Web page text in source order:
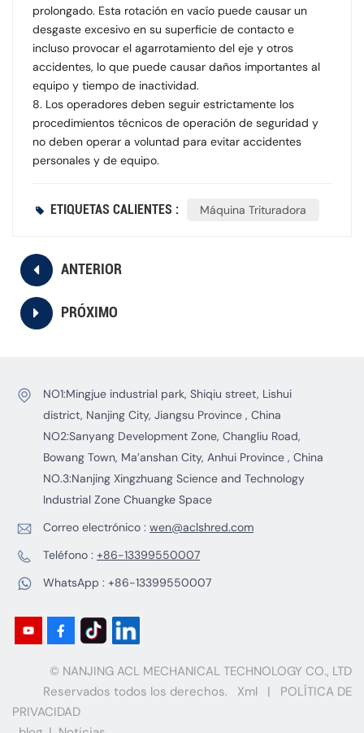
prolongado. Esta rotación en vacío puede causar un
desgaste excesivo en su superficie de contacto e
incluso provocar el agarrotamiento del eje y otros
accidentes, lo que puede causar daños importantes al
equipo y tiempo de inactividad.
8. Los operadores deben seguir estrictamente los
procedimientos técnicos de operación de seguridad y
no deben operar a voluntad para evitar accidentes
personales y de equipo.
ETIQUETAS CALIENTES : Máquina Trituradora
ANTERIOR
PRÓXIMO
NO1:Mingjue industrial park, Shiqiu street, Lishui
district, Nanjing City, Jiangsu Province , China
NO2:Sanyang Development Zone, Changliu Road,
Bowang Town, Ma’anshan City, Anhui Province , China
NO.3:Nanjing Xingzhuang Science and Technology
Industrial Zone Chuangke Space
Correo electrónico : wen@aclshred.com
Teléfono : +86-13399550007
WhatsApp : +86-13399550007
© NANJING ACL MECHANICAL TECHNOLOGY CO., LTD
Reservados todos los derechos.
Xml |
POLÍTICA DE
PRIVACIDAD